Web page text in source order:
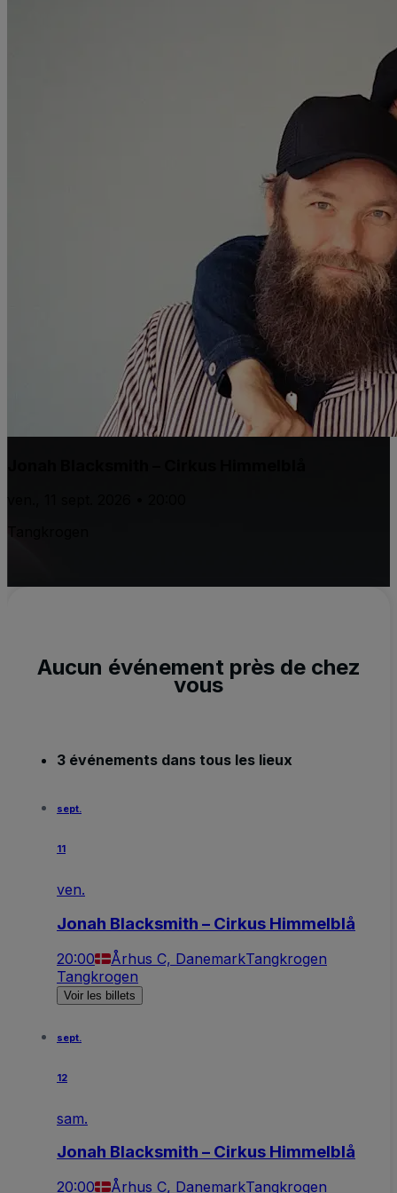
Aucun événement près de chez
vous
3 événements dans tous les lieux
sept.
11
ven.
Jonah Blacksmith – Cirkus Himmelblå
20:00 Århus C, DanemarkTangkrogen
Tangkrogen
Voir les billets
sept.
12
sam.
Jonah Blacksmith – Cirkus Himmelblå
20:00 Århus C, DanemarkTangkrogen